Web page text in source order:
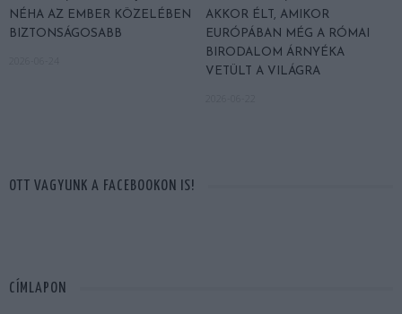
NÉHA AZ EMBER KÖZELÉBEN
BIZTONSÁGOSABB
AKKOR ÉLT, AMIKOR
EURÓPÁBAN MÉG A RÓMAI
BIRODALOM ÁRNYÉKA
VETÜLT A VILÁGRA
OTT VAGYUNK A FACEBOOKON IS!
CÍMLAPON